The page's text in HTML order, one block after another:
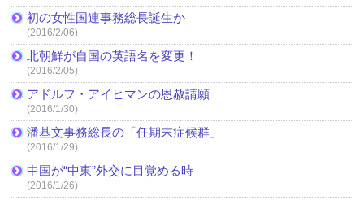
初の女性国連事務総長誕生か
(2016/2/06)
北朝鮮が自国の英語名を変更！
(2016/2/05)
アドルフ・アイヒマンの恩赦請願
(2016/1/30)
潘基文事務総長の「任期末症候群」
(2016/1/29)
中国が“中東”外交に目覚める時
(2016/1/26)